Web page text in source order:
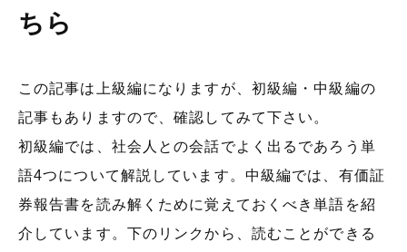
ちら
この記事は上級編になりますが、初級編・中級編の
記事もありますので、確認してみて下さい。
初級編では、社会人との会話でよく出るであろう単
語4つについて解説しています。中級編では、有価証
券報告書を読み解くために覚えておくべき単語を紹
介しています。下のリンクから、読むことができる